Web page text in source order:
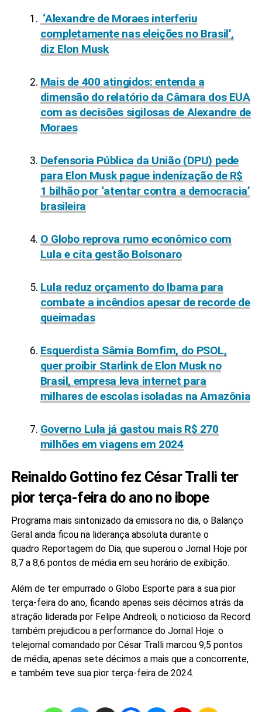
‘Alexandre de Moraes interferiu
completamente nas eleições no Brasil’,
diz Elon Musk
Mais de 400 atingidos: entenda a
dimensão do relatório da Câmara dos EUA
com as decisões sigilosas de Alexandre de
Moraes
Defensoria Pública da União (DPU) pede
para Elon Musk pague indenização de R$
1 bilhão por ‘atentar contra a democracia’
brasileira
O Globo reprova rumo econômico com
Lula e cita gestão Bolsonaro
Lula reduz orçamento do Ibama para
combate a incêndios apesar de recorde de
queimadas
Esquerdista Sâmia Bomfim, do PSOL,
quer proibir Starlink de Elon Musk no
Brasil, empresa leva internet para
milhares de escolas isoladas na Amazônia
Governo Lula já gastou mais R$ 270
milhões em viagens em 2024
Reinaldo Gottino fez César Tralli ter
pior terça-feira do ano no ibope
Programa mais sintonizado da emissora no dia, o Balanço
Geral ainda ficou na liderança absoluta durante o
quadro Reportagem do Dia, que superou o Jornal Hoje por
8,7 a 8,6 pontos de média em seu horário de exibição.
Além de ter empurrado o Globo Esporte para a sua pior
terça-feira do ano, ficando apenas seis décimos atrás da
atração liderada por Felipe Andreoli, o noticioso da Record
também prejudicou a performance do Jornal Hoje: o
telejornal comandado por César Tralli marcou 9,5 pontos
de média, apenas sete décimos a mais que a concorrente,
e também teve sua pior terça-feira de 2024.